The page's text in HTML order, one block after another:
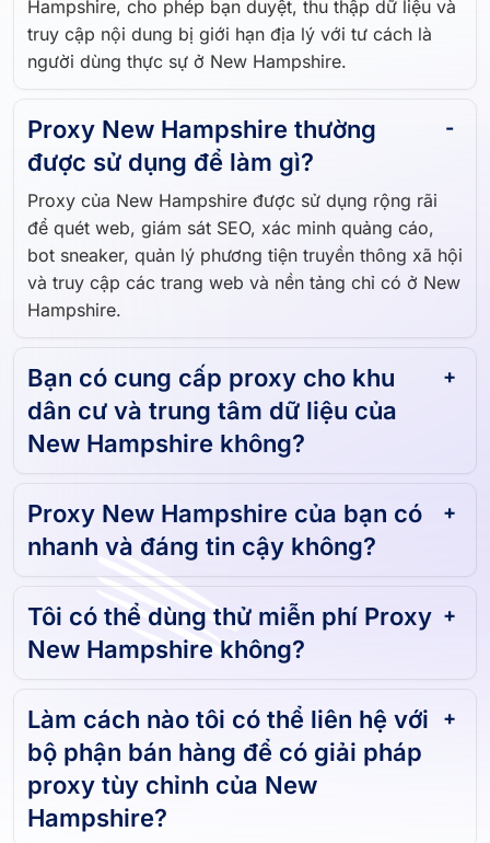
Hampshire, cho phép bạn duyệt, thu thập dữ liệu và
truy cập nội dung bị giới hạn địa lý với tư cách là
người dùng thực sự ở New Hampshire.
Proxy New Hampshire thường
được sử dụng để làm gì?
Proxy của New Hampshire được sử dụng rộng rãi
để quét web, giám sát SEO, xác minh quảng cáo,
bot sneaker, quản lý phương tiện truyền thông xã hội
và truy cập các trang web và nền tảng chỉ có ở New
Hampshire.
Bạn có cung cấp proxy cho khu
dân cư và trung tâm dữ liệu của
New Hampshire không?
Proxy New Hampshire của bạn có
nhanh và đáng tin cậy không?
Tôi có thể dùng thử miễn phí Proxy
New Hampshire không?
Làm cách nào tôi có thể liên hệ với
bộ phận bán hàng để có giải pháp
proxy tùy chỉnh của New
Hampshire?